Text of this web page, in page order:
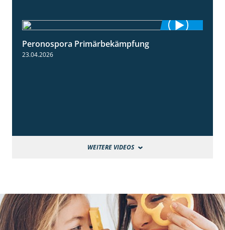
Peronospora Primärbekämpfung
23.04.2026
WEITERE VIDEOS